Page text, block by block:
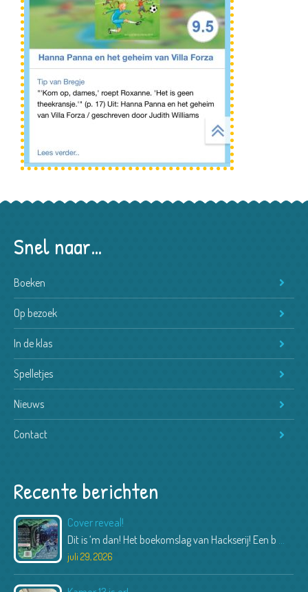
Snel naar…
Boeken
Op bezoek
In de klas
Spelletjes
Nieuws
Contact
Recente berichten
Cover reveal!
Dit is ‘m dan! Het boekomslag van Hackserij! Een b ...
juli 29, 2026